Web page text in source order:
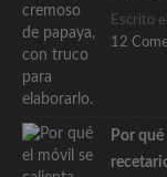
Escrito
12
Por